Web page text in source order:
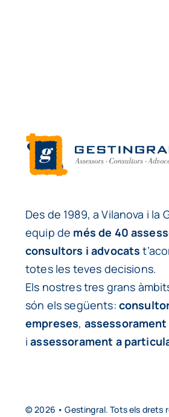
Des de 1989, a Vilanova i la
equip de més de 40
consultors i advocats
totes les teves decisions.
Els nostres tres grans
són els següents:
empreses, assessorament
iassessorament a
© 2026 • Gestingral. Tots els drets